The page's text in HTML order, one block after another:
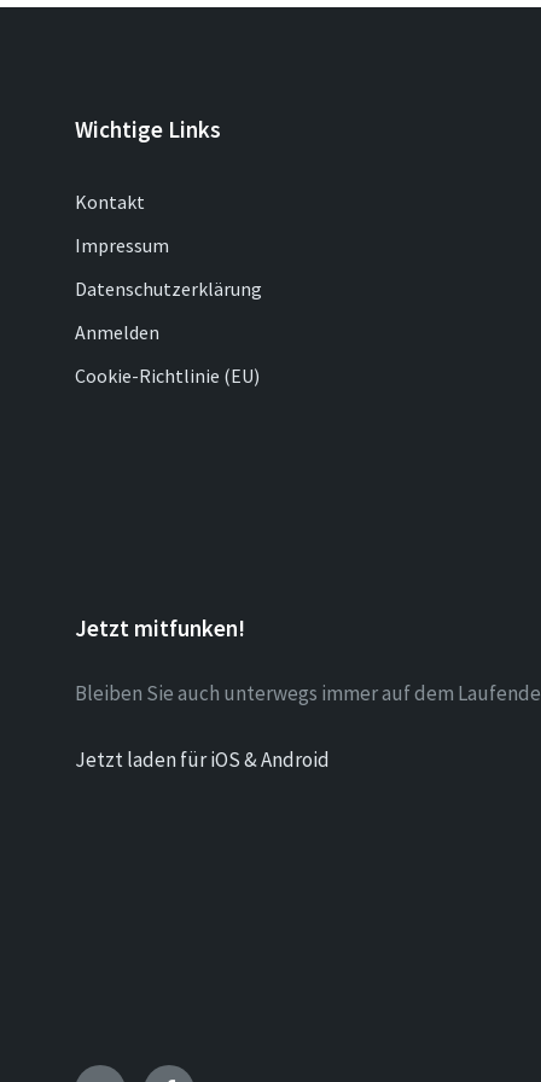
Wichtige Links
Kontakt
Impressum
Datenschutzerklärung
Anmelden
Cookie-Richtlinie (EU)
Jetzt mitfunken!
Bleiben Sie auch unterwegs immer auf dem
Jetzt laden für iOS & Android